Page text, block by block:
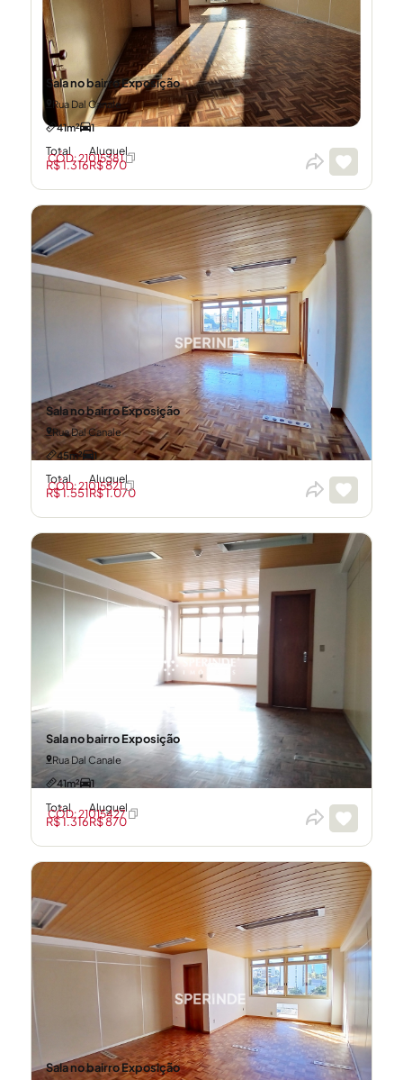
Sala no bairro Exposição
Rua Dal Canale
41m²
1
Total
R$ 1.316
Aluguel
R$ 870
CÓD: 21015381
Sala no bairro Exposição
Rua Dal Canale
45m²
1
Total
R$ 1.551
Aluguel
R$ 1.070
CÓD: 21015521
Sala no bairro Exposição
Rua Dal Canale
41m²
1
Total
R$ 1.316
Aluguel
R$ 870
CÓD: 21015427
Sala no bairro Exposição